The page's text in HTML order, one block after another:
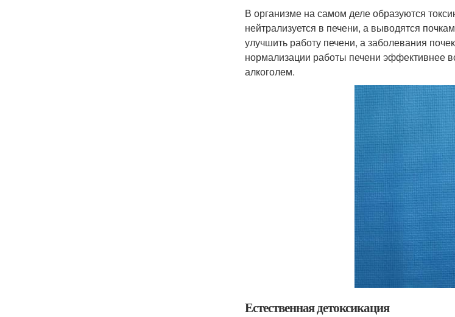
В организме на самом деле образуются
нейтрализуется в печени, а выводятся
улучшить работу печени, а заболевания
нормализации работы печени эффективнее
алкоголем.
Естественная детоксикация